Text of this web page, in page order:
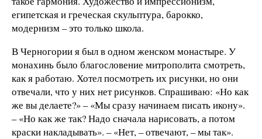
египетская и греческая скульптура, барокко,
модернизм – это только школа.
В Черногории я был в одном женском монастыре. У
монахинь было благословение митрополита смотреть,
как я работаю. Хотел посмотреть их рисунки, но они
отвечали, что у них нет рисунков. Спрашиваю: «Но как
же вы делаете?» – «Мы сразу начинаем писать икону».
– «Но как же так? Надо сначала нарисовать, а потом
краски накладывать». – «Нет, – отвечают, – мы так».